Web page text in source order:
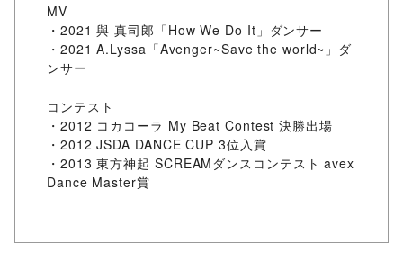
MV
・2021 與 真司郎「How We Do It」ダンサー
・2021 A.Lyssa「Avenger~Save the world~」ダ
ンサー
コンテスト
・2012 コカコーラ My Beat Contest 決勝出場
・2012 JSDA DANCE CUP 3位入賞
・2013 東方神起 SCREAMダンスコンテスト avex
Dance Master賞